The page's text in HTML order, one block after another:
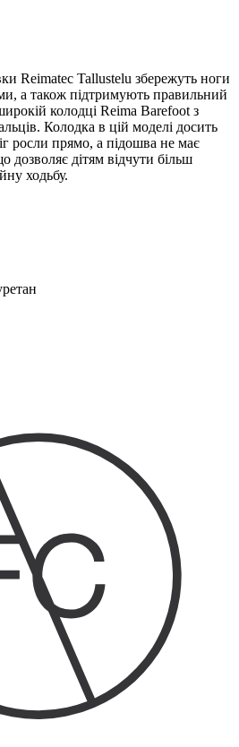
Reimatec Tallustelu збережуть ноги
а також підтримують правильний
колодці Reima Barefoot з
Колодка в цій моделі досить
росли прямо, а підошва не має
дітям відчути більш
ходьбу.